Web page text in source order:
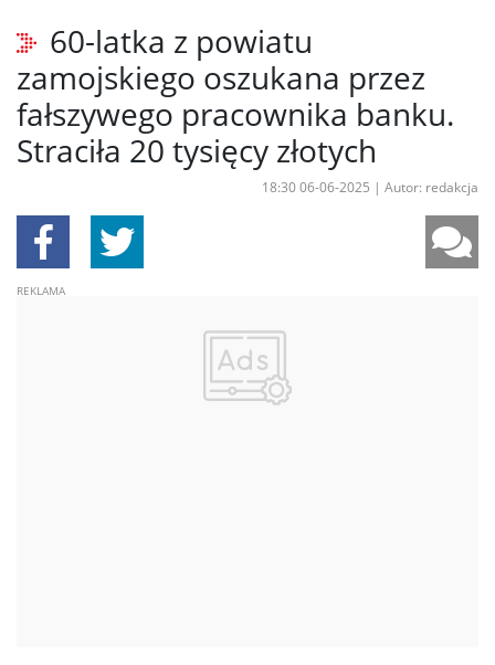
60-latka z powiatu
zamojskiego oszukana przez
fałszywego pracownika banku.
Straciła 20 tysięcy złotych
18:30 06-06-2025 | Autor: redakcja